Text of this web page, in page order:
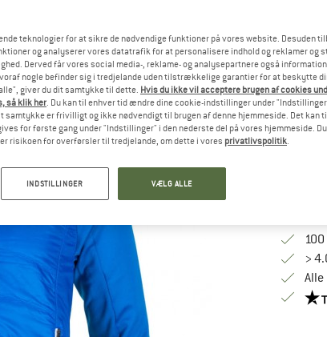
3,3(3)
>
teknologier for at sikre de nødvendige funktioner på vores website. Desuden
og analyserer vores datatrafik for at personalisere indhold og reklamer og
Derved får vores social media-, reklame- og analysepartnere også
nogle befinder sig i tredjelande uden tilstrækkelige garantier for at beskytte
giver du dit samtykke til dette. Hvis du ikke vil acceptere brugen af cookies
så klik her. Du kan til enhver tid ændre dine cookie-indstillinger under
er frivilligt og ikke nødvendigt til brugen af denne hjemmeside. Det kan
for første gang under "Indstillinger" i den nederste del på vores hjemmeside.
risikoen for overførsler til tredjelande, om dette i vores privatlivspolitik.
INDSTILLINGER VÆLG ALLE